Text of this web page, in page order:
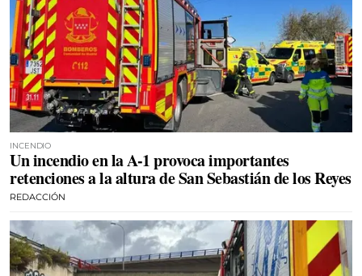
INCENDIO
Un incendio en la A-1 provoca importantes
retenciones a la altura de San Sebastián de los Reyes
REDACCIÓN